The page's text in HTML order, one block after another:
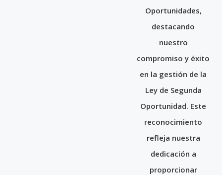
Oportunidades,
destacando
nuestro
compromiso y éxito
en la gestión de la
Ley de Segunda
Oportunidad. Este
reconocimiento
refleja nuestra
dedicación a
proporcionar